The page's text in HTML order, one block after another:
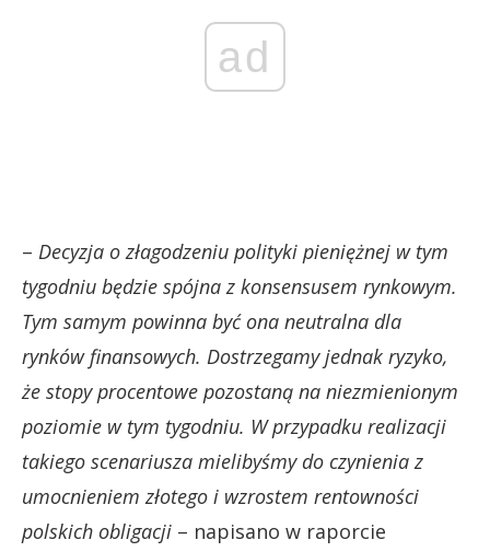
ad
– Decyzja o złagodzeniu polityki pieniężnej w tym
tygodniu będzie spójna z konsensusem rynkowym.
Tym samym powinna być ona neutralna dla
rynków finansowych. Dostrzegamy jednak ryzyko,
że stopy procentowe pozostaną na niezmienionym
poziomie w tym tygodniu. W przypadku realizacji
takiego scenariusza mielibyśmy do czynienia z
umocnieniem złotego i wzrostem rentowności
polskich obligacji – napisano w raporcie